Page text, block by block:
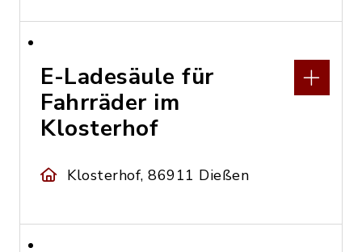
E-Ladesäule für
Fahrräder im
Klosterhof
Klosterhof, 86911 Dießen